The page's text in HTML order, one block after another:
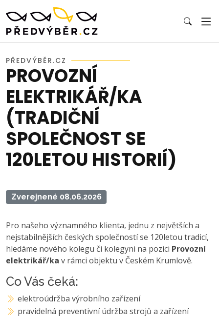
PŘEDVÝBĚR.CZ
PROVOZNÍ
ELEKTRIKÁŘ/KA
(TRADIČNÍ
SPOLEČNOST SE
120LETOU HISTORIÍ)
Zverejnené 08.06.2026
Pro našeho významného klienta, jednu z největších a
nejstabilnějších českých společností se 120letou tradicí,
hledáme nového kolegu či kolegyni na pozici Provozní
elektrikář/ka v rámci objektu v Českém Krumlově.
Co Vás čeká:
elektroúdržba výrobního zařízení
pravidelná preventivní údržba strojů a zařízení